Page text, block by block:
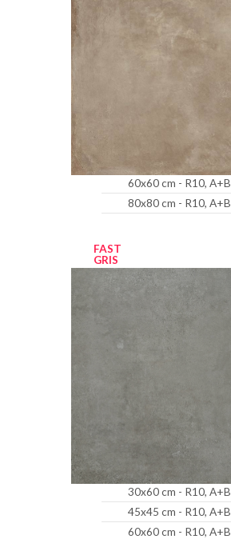
60x60 cm - R10, A+B
80x80 cm - R10, A+B
FAST
GRIS
30x60 cm - R10, A+B
45x45 cm - R10, A+B
60x60 cm - R10, A+B